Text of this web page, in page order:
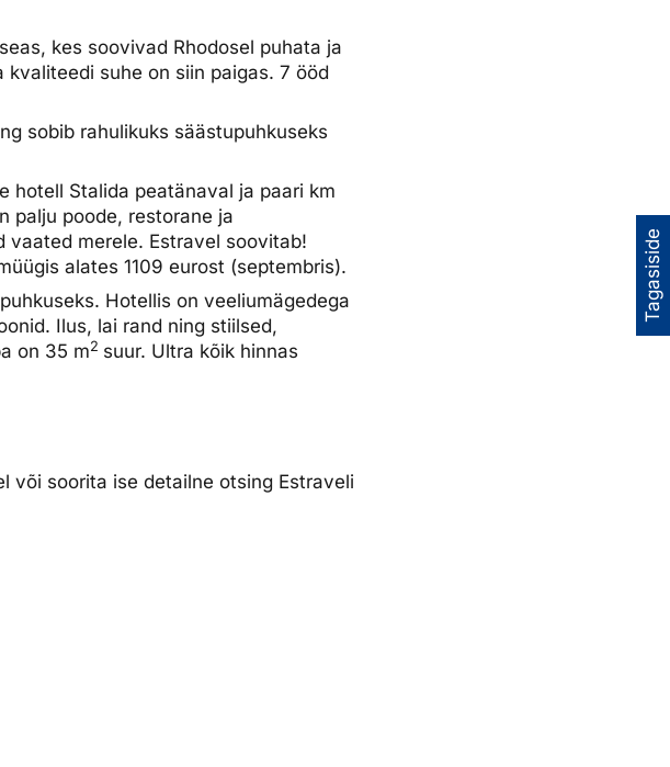
Tagasiside
kes soovivad Rhodosel puhata ja
suhe on siin paigas. 7 ööd
sobib rahulikuks säästupuhkuseks
hotell Stalida peatänaval ja paari km
palju poode, restorane ja
vaated merele. Estravel soovitab!
alates 1109 eurost (septembris).
Hotellis on veeliumägedega
Ilus, lai rand ning stiilsed,
on 35 m2 suur. Ultra kõik hinnas
või soorita ise detailne otsing Estraveli